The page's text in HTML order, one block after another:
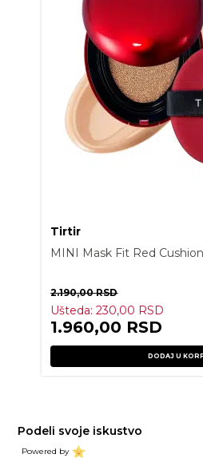
Tirtir
MINI Mask Fit Red
2.190,00RSD
Ušteda:230,00 RSD
1.960,00 RSD
DODAJ U
Podeli svoje iskustvo
Powered by